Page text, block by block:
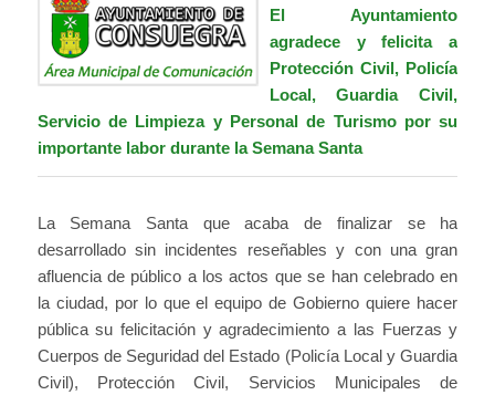
El Ayuntamiento
agradece y felicita a
Protección Civil, Policía
Local, Guardia Civil,
Servicio de Limpieza y Personal de Turismo por su
importante labor durante la Semana Santa
La Semana Santa que acaba de finalizar se ha
desarrollado sin incidentes reseñables y con una gran
afluencia de público a los actos que se han celebrado en
la ciudad, por lo que el equipo de Gobierno quiere hacer
pública su felicitación y agradecimiento a las Fuerzas y
Cuerpos de Seguridad del Estado (Policía Local y Guardia
Civil), Protección Civil, Servicios Municipales de